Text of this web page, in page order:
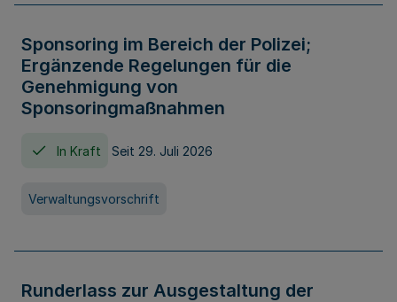
Sponsoring im Bereich der Polizei;
Ergänzende Regelungen für die
Genehmigung von
Sponsoringmaßnahmen
In Kraft Seit 29. Juli 2026
Verwaltungsvorschrift
Runderlass zur Ausgestaltung der